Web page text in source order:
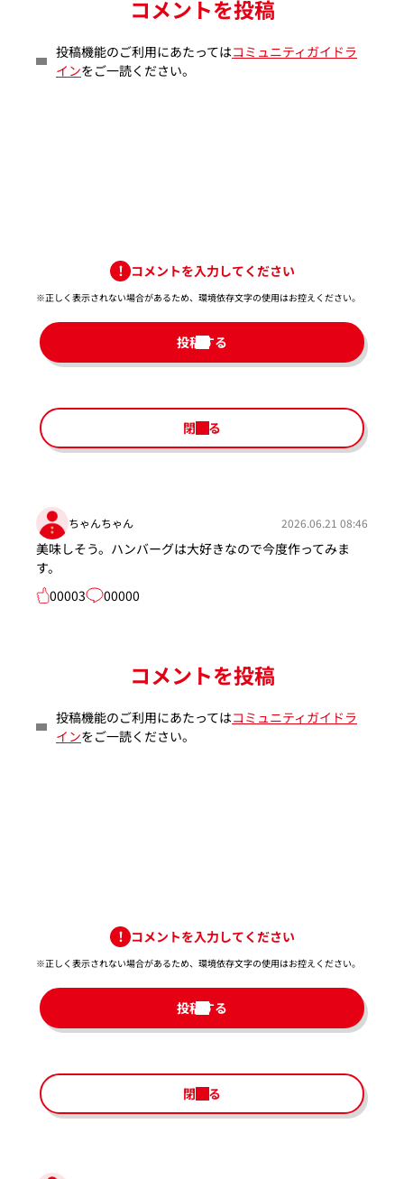
コメントを投稿
投稿機能のご利用にあたってはコミュニティガイドラ
インをご一読ください。
コメントを入力してください
※正しく表示されない場合があるため、環境依存文字の使用はお控えください。​
投稿する
閉じる
ちゃんちゃん 2026.06.21 08:46
美味しそう。ハンバーグは大好きなので今度作ってみま
す。
00003
00000
コメントを投稿
投稿機能のご利用にあたってはコミュニティガイドラ
インをご一読ください。
コメントを入力してください
※正しく表示されない場合があるため、環境依存文字の使用はお控えください。​
投稿する
閉じる